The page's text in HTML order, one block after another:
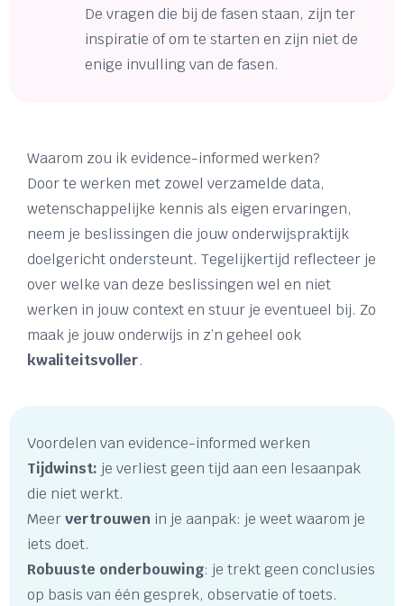
De vragen die bij de fasen staan, zijn ter
inspiratie of om te starten en zijn niet de
enige invulling van de fasen.
Waarom zou ik evidence-informed werken?
Door te werken met zowel verzamelde data,
wetenschappelijke kennis als eigen ervaringen,
neem je beslissingen die jouw onderwijspraktijk
doelgericht ondersteunt. Tegelijkertijd reflecteer je
over welke van deze beslissingen wel en niet
werken in jouw context en stuur je eventueel bij. Zo
maak je jouw onderwijs in z’n geheel ook
kwaliteitsvoller.
Voordelen van evidence-informed werken
Tijdwinst: je verliest geen tijd aan een lesaanpak
die niet werkt.
Meervertrouwen in je aanpak: je weet waarom je
iets doet.
Robuuste onderbouwing: je trekt geen conclusies
op basis van één gesprek, observatie of toets.